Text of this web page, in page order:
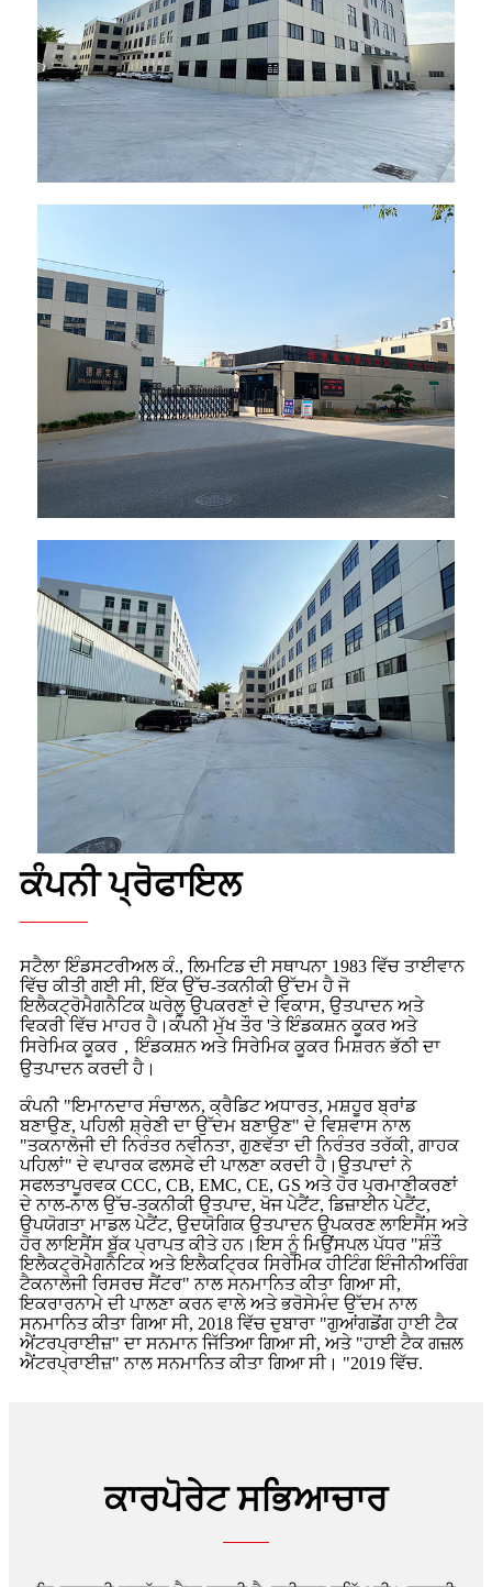
ਕੰਪਨੀ ਪ੍ਰੋਫਾਇਲ
ਸਟੈਲਾ ਇੰਡਸਟਰੀਅਲ ਕੰ., ਲਿਮਟਿਡ ਦੀ ਸਥਾਪਨਾ 1983 ਵਿੱਚ ਤਾਈਵਾਨ
ਵਿੱਚ ਕੀਤੀ ਗਈ ਸੀ, ਇੱਕ ਉੱਚ-ਤਕਨੀਕੀ ਉੱਦਮ ਹੈ ਜੋ
ਇਲੈਕਟ੍ਰੋਮੈਗਨੈਟਿਕ ਘਰੇਲੂ ਉਪਕਰਣਾਂ ਦੇ ਵਿਕਾਸ, ਉਤਪਾਦਨ ਅਤੇ
ਵਿਕਰੀ ਵਿੱਚ ਮਾਹਰ ਹੈ।ਕੰਪਨੀ ਮੁੱਖ ਤੌਰ 'ਤੇ ਇੰਡਕਸ਼ਨ ਕੂਕਰ ਅਤੇ
ਸਿਰੇਮਿਕ ਕੂਕਰ，ਇੰਡਕਸ਼ਨ ਅਤੇ ਸਿਰੇਮਿਕ ਕੂਕਰ ਮਿਸ਼ਰਨ ਭੱਠੀ ਦਾ
ਉਤਪਾਦਨ ਕਰਦੀ ਹੈ।
ਕੰਪਨੀ "ਇਮਾਨਦਾਰ ਸੰਚਾਲਨ, ਕ੍ਰੈਡਿਟ ਅਧਾਰਤ, ਮਸ਼ਹੂਰ ਬ੍ਰਾਂਡ
ਬਣਾਉਣ, ਪਹਿਲੀ ਸ਼੍ਰੇਣੀ ਦਾ ਉੱਦਮ ਬਣਾਉਣ" ਦੇ ਵਿਸ਼ਵਾਸ ਨਾਲ
"ਤਕਨਾਲੋਜੀ ਦੀ ਨਿਰੰਤਰ ਨਵੀਨਤਾ, ਗੁਣਵੱਤਾ ਦੀ ਨਿਰੰਤਰ ਤਰੱਕੀ, ਗਾਹਕ
ਪਹਿਲਾਂ" ਦੇ ਵਪਾਰਕ ਫਲਸਫੇ ਦੀ ਪਾਲਣਾ ਕਰਦੀ ਹੈ।ਉਤਪਾਦਾਂ ਨੇ
ਸਫਲਤਾਪੂਰਵਕ CCC, CB, EMC, CE, GS ਅਤੇ ਹੋਰ ਪ੍ਰਮਾਣੀਕਰਣਾਂ
ਦੇ ਨਾਲ-ਨਾਲ ਉੱਚ-ਤਕਨੀਕੀ ਉਤਪਾਦ, ਖੋਜ ਪੇਟੈਂਟ, ਡਿਜ਼ਾਈਨ ਪੇਟੈਂਟ,
ਉਪਯੋਗਤਾ ਮਾਡਲ ਪੇਟੈਂਟ, ਉਦਯੋਗਿਕ ਉਤਪਾਦਨ ਉਪਕਰਣ ਲਾਇਸੈਂਸ ਅਤੇ
ਹੋਰ ਲਾਇਸੈਂਸ ਬੁੱਕ ਪ੍ਰਾਪਤ ਕੀਤੇ ਹਨ।ਇਸ ਨੂੰ ਮਿਉਂਸਪਲ ਪੱਧਰ "ਸ਼ੰਤੌ
ਇਲੈਕਟ੍ਰੋਮੈਗਨੈਟਿਕ ਅਤੇ ਇਲੈਕਟ੍ਰਿਕ ਸਿਰੇਮਿਕ ਹੀਟਿੰਗ ਇੰਜੀਨੀਅਰਿੰਗ
ਟੈਕਨਾਲੋਜੀ ਰਿਸਰਚ ਸੈਂਟਰ" ਨਾਲ ਸਨਮਾਨਿਤ ਕੀਤਾ ਗਿਆ ਸੀ,
ਇਕਰਾਰਨਾਮੇ ਦੀ ਪਾਲਣਾ ਕਰਨ ਵਾਲੇ ਅਤੇ ਭਰੋਸੇਮੰਦ ਉੱਦਮ ਨਾਲ
ਸਨਮਾਨਿਤ ਕੀਤਾ ਗਿਆ ਸੀ, 2018 ਵਿੱਚ ਦੁਬਾਰਾ "ਗੁਆਂਗਡੋਂਗ ਹਾਈ ਟੈਕ
ਐਂਟਰਪ੍ਰਾਈਜ਼" ਦਾ ਸਨਮਾਨ ਜਿੱਤਿਆ ਗਿਆ ਸੀ, ਅਤੇ "ਹਾਈ ਟੈਕ ਗਜ਼ਲ
ਐਂਟਰਪ੍ਰਾਈਜ਼" ਨਾਲ ਸਨਮਾਨਿਤ ਕੀਤਾ ਗਿਆ ਸੀ। "2019 ਵਿੱਚ.
ਕਾਰਪੋਰੇਟ ਸਭਿਆਚਾਰ